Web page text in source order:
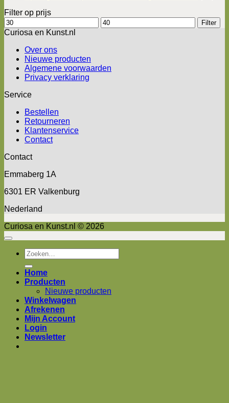
Filter op prijs
Min.
prijs
Max.
prijs
Filter
Curiosa en Kunst.nl
Over ons
Nieuwe producten
Algemene voorwaarden
Privacy verklaring
Service
Bestellen
Retourneren
Klantenservice
Contact
Contact
Emmaberg 1A
6301 ER Valkenburg
Nederland
Curiosa en Kunst.nl © 2026
Zoeken
naar:
Home
Producten
Nieuwe producten
Winkelwagen
Afrekenen
Mijn Account
Login
Newsletter